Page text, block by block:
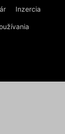
Inzercia